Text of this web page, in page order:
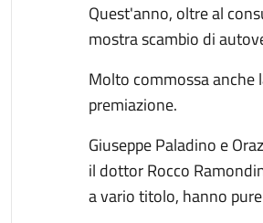
Quest'anno, oltre al
mostra scambio di
Molto commossa anche
premiazione.
Giuseppe Paladino e
il dottor Rocco
a vario titolo, hanno